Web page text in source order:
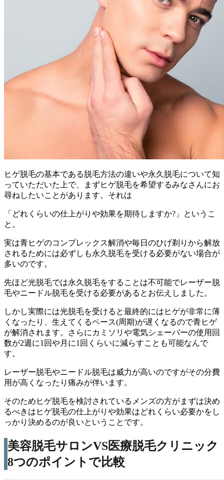
ヒゲ脱毛の基本である脱毛方法の違いや永久脱毛について知
っていただいた上で、まずヒゲ脱毛を希望するみなさんにお
尋ねしたいことがあります。それは
「どれくらいの仕上がりや効果を期待しますか?」
というこ
と。
実は青ヒゲのコンプレックス解消や毎日のひげ剃りから解放
されるためには必ずしも永久脱毛を受ける必要がない場合が
多いのです。
先ほど光脱毛では永久脱毛をすることは不可能でレーザー脱
毛やニードル脱毛を受ける必要があるとお伝えしました。
しかし実際には光脱毛を受けると最終的にはヒゲが非常に薄
くなったり、生えてくるペース(周期)が遅くなるので青ヒゲ
が解消されます。さらにカミソリや電気シェーバーの使用回
数が2週に1回や月に1回くらいに減らすことも可能なんで
す。
レーザー脱毛やニードル脱毛は威力が高いのですがその分費
用が高くなったり痛みが伴います。
そのため ヒゲ脱毛を検討されているメンズの方がまずは決め
るべきはヒゲ脱毛の仕上がりや効果はどれくらい必要かをし
っかり決めるのが良いということです。
美容脱毛サロンVS医療脱毛クリニック
8つのポイントで比較